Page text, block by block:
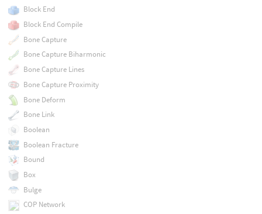
Block End
Block End Compile
Bone Capture
Bone Capture Biharmonic
Bone Capture Lines
Bone Capture Proximity
Bone Deform
Bone Link
Boolean
Boolean Fracture
Bound
Box
Bulge
COP Network